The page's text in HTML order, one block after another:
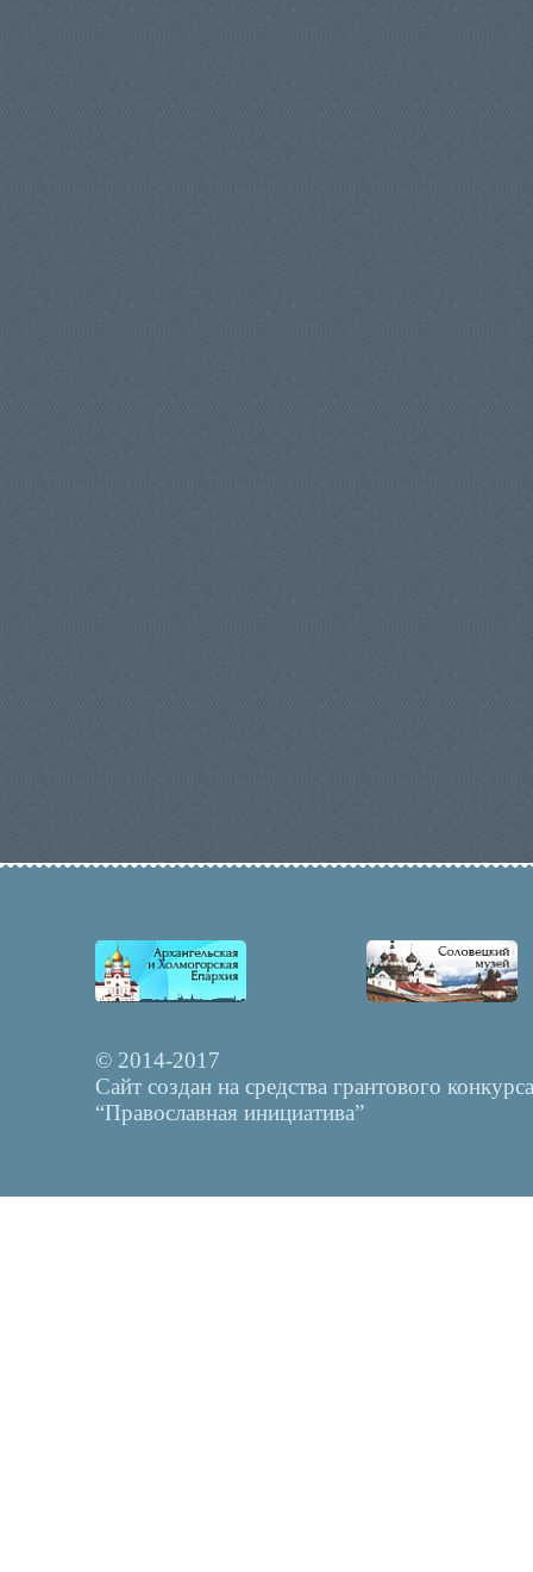
© 2014-2017
Сайт создан на средства грантового конкурса
“Православная инициатива”